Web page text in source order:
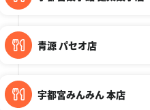
青源 パセオ店
宇都宮みんみん 本店